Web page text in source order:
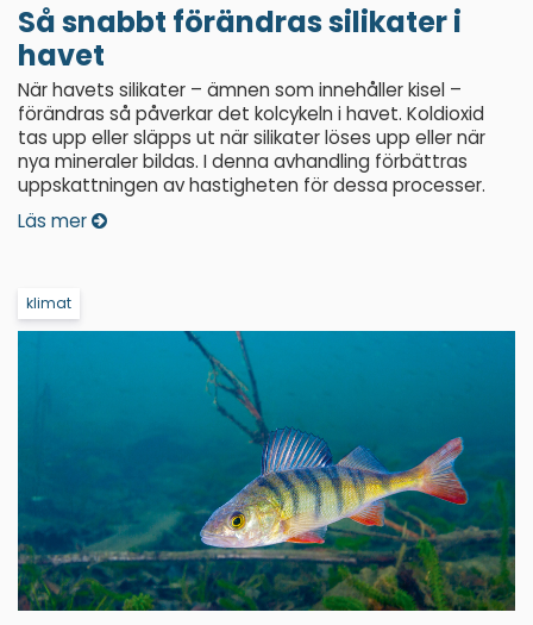
Så snabbt förändras silikater i
havet
När havets silikater – ämnen som innehåller kisel –
förändras så påverkar det kolcykeln i havet. Koldioxid
tas upp eller släpps ut när silikater löses upp eller när
nya mineraler bildas. I denna avhandling förbättras
uppskattningen av hastigheten för dessa processer.
Läs mer
klimat